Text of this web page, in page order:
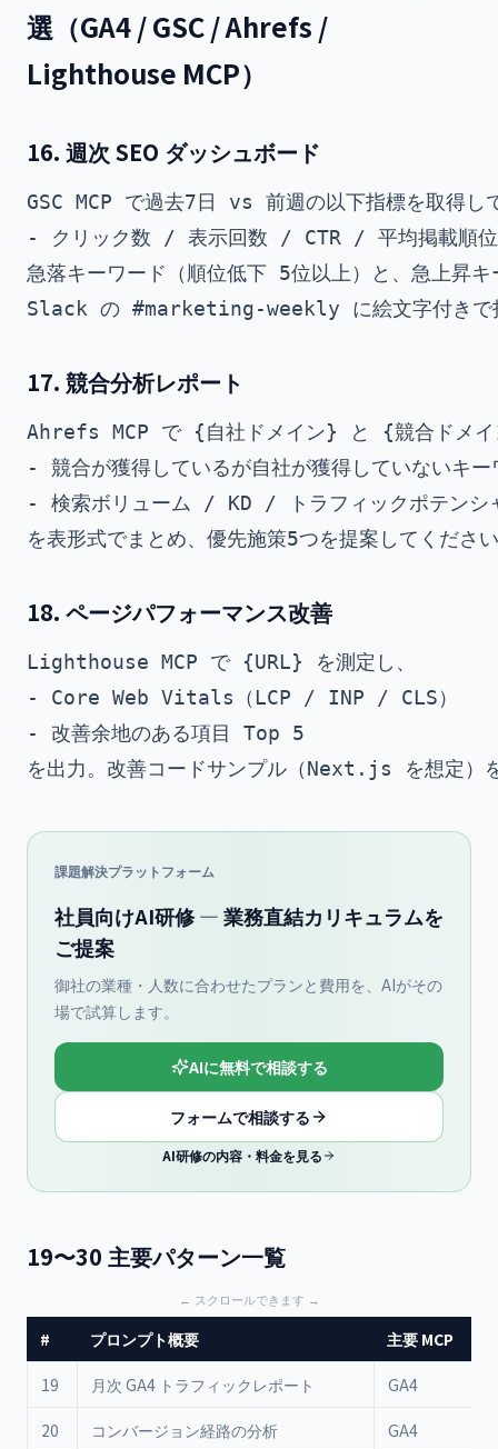
選（GA4 / GSC / Ahrefs /
Lighthouse MCP）
16. 週次 SEO ダッシュボード
GSC MCP で過去7日 vs 前週の以下指標を取得し
- クリック数 / 表示回数 / CTR / 平均掲載順位
急落キーワード（順位低下 5位以上）と、急上昇
17. 競合分析レポート
Ahrefs MCP で {自社ドメイン} と {競合ドメイ
- 競合が獲得しているが自社が獲得していないキー
- 検索ボリューム / KD / トラフィックポテンシ
18. ページパフォーマンス改善
Lighthouse MCP で {URL} を測定し、
- Core Web Vitals（LCP / INP / CLS）
- 改善余地のある項目 Top 5
課題解決プラットフォーム
社員向けAI研修 — 業務直結カリキュラムを
ご提案
御社の業種・人数に合わせたプランと費用を、AIがその
場で試算します。
AIに無料で相談する
フォームで相談する
AI研修の内容・料金を見る
19〜30 主要パターン一覧
# プロンプト概要 主要 MCP
19 月次 GA4 トラフィックレポート GA4
20 コンバージョン経路の分析 GA4